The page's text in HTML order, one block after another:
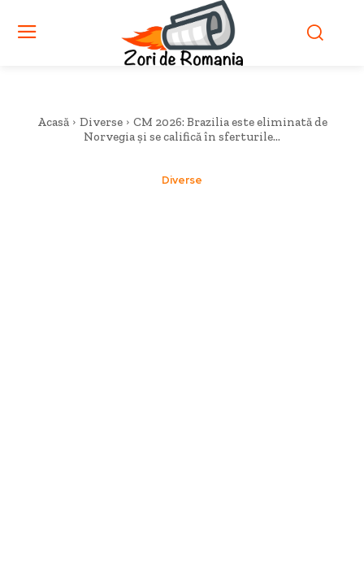
Acasă Diverse
CM 2026: Brazilia este eliminată de
Norvegia și se califică în sferturile...
Diverse